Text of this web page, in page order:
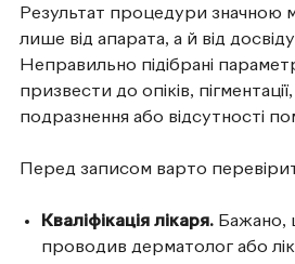
Результат процедури значною
лише від апарата, а й від досвіду
Неправильно підібрані
призвести до опіків,
подразнення або відсутності
Перед записом варто
Кваліфікація лікаря.Бажано,
проводив дерматолог або